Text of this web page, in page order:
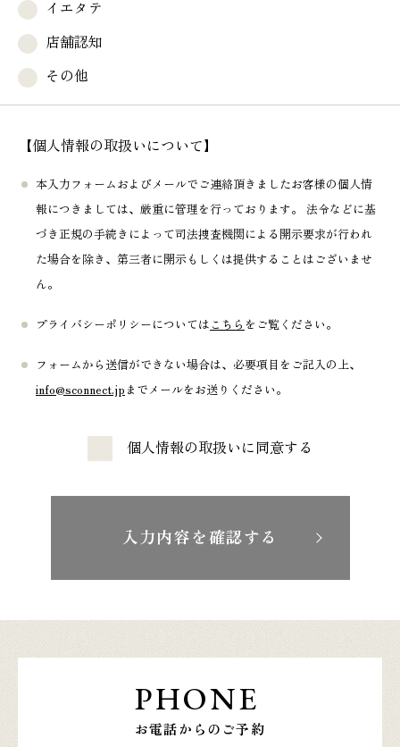
イエタテ
店舗認知
その他
【個人情報の取扱いについて】
本入力フォームおよびメールでご連絡頂きましたお客様の個人情
報につきましては、厳重に管理を行っております。 法令などに基
づき正規の手続きによって司法捜査機関による開示要求が行われ
た場合を除き、第三者に開示もしくは提供することはございませ
ん。
プライバシーポリシーについては こちら をご覧ください。
フォームから送信ができない場合は、必要項目をご記入の上、
info@sconnect.jp までメールをお送りください。
個人情報の取扱いに同意する
入力内容を確認する
PHONE
お電話からのご予約